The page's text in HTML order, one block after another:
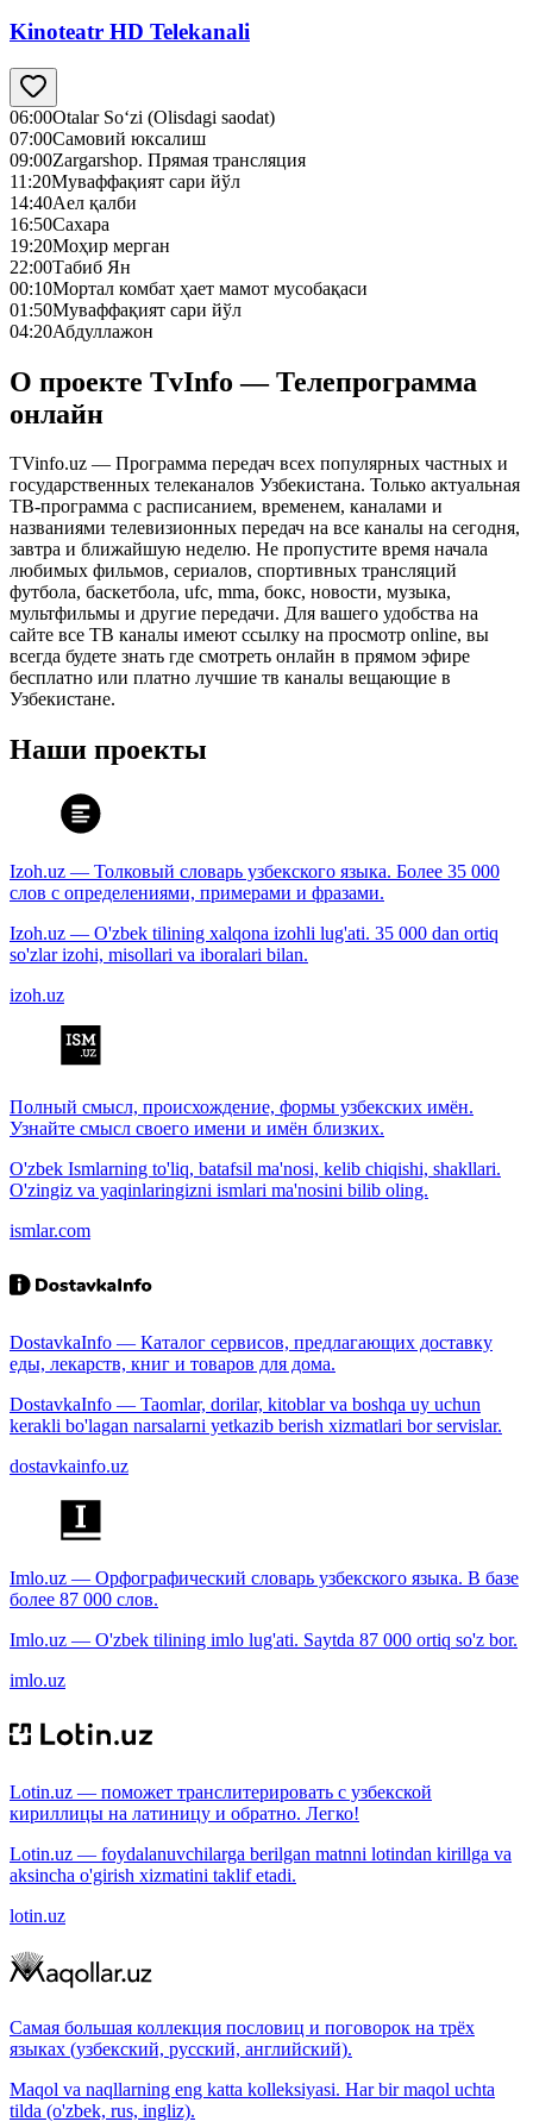
Kinoteatr HD Telekanali
06:00Otalar So‘zi (Olisdagi saodat)
07:00Самовий юксалиш
09:00Zargarshop. Прямая трансляция
11:20Муваффақият сари йўл
14:40Аел қалби
16:50Сахара
19:20Моҳир мерган
22:00Табиб Ян
00:10Мортал комбат ҳает мамот мусобақаси
01:50Муваффақият сари йўл
04:20Абдуллажон
О проекте TvInfo — Телепрограмма
онлайн
TVinfo.uz — Программа передач всех популярных частных и
государственных телеканалов Узбекистана. Только актуальная
ТВ-программа с расписанием, временем, каналами и
названиями телевизионных передач на все каналы на сегодня,
завтра и ближайшую неделю. Не пропустите время начала
любимых фильмов, сериалов, спортивных трансляций
футбола, баскетбола, ufc, mma, бокс, новости, музыка,
мультфильмы и другие передачи. Для вашего удобства на
сайте все ТВ каналы имеют ссылку на просмотр online, вы
всегда будете знать где смотреть онлайн в прямом эфире
бесплатно или платно лучшие тв каналы вещающие в
Узбекистане.
Наши проекты
Izoh.uz — Толковый словарь узбекского языка. Более 35 000
слов с определениями, примерами и фразами.
Izoh.uz — O'zbek tilining xalqona izohli lug'ati. 35 000 dan ortiq
so'zlar izohi, misollari va iboralari bilan.
izoh.uz
Полный смысл, происхождение, формы узбекских имён.
Узнайте смысл своего имени и имён близких.
O'zbek Ismlarning to'liq, batafsil ma'nosi, kelib chiqishi, shakllari.
O'zingiz va yaqinlaringizni ismlari ma'nosini bilib oling.
ismlar.com
DostavkaInfo — Каталог сервисов, предлагающих доставку
еды, лекарств, книг и товаров для дома.
DostavkaInfo — Taomlar, dorilar, kitoblar va boshqa uy uchun
kerakli bo'lagan narsalarni yetkazib berish xizmatlari bor servislar.
dostavkainfo.uz
Imlo.uz — Орфографический словарь узбекского языка. В базе
более 87 000 слов.
Imlo.uz — O'zbek tilining imlo lug'ati. Saytda 87 000 ortiq so'z bor.
imlo.uz
Lotin.uz — поможет транслитерировать с узбекской
кириллицы на латиницу и обратно. Легко!
Lotin.uz — foydalanuvchilarga berilgan matnni lotindan kirillga va
aksincha o'girish xizmatini taklif etadi.
lotin.uz
Самая большая коллекция пословиц и поговорок на трёх
языках (узбекский, русский, английский).
Maqol va naqllarning eng katta kolleksiyasi. Har bir maqol uchta
tilda (o'zbek, rus, ingliz).